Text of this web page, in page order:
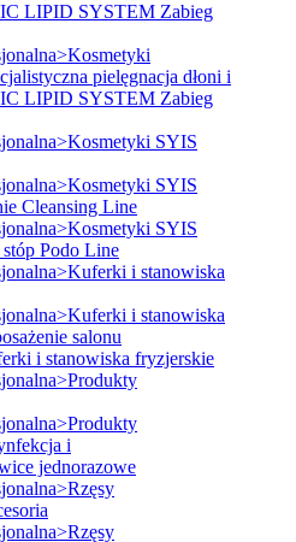
LIPID SYSTEM Zabieg
pielęgnacja dłoni i
LIPID SYSTEM Zabieg
SYIS
SYIS
Cleansing Line
SYIS
Podo Line
i stanowiska
i stanowiska
salonu
i stanowiska fryzjerskie
i
jednorazowe